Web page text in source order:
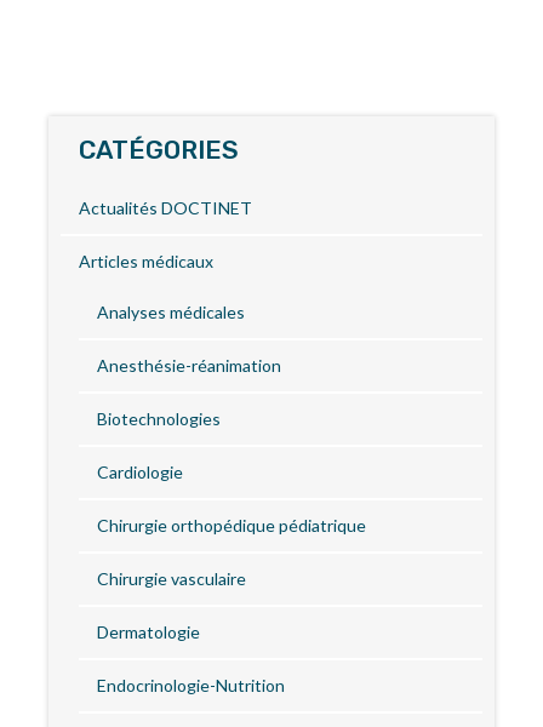
CATÉGORIES
Actualités DOCTINET
Articles médicaux
Analyses médicales
Anesthésie-réanimation
Biotechnologies
Cardiologie
Chirurgie orthopédique pédiatrique
Chirurgie vasculaire
Dermatologie
Endocrinologie-Nutrition